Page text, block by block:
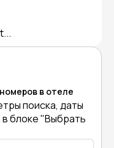
в отеле
поиска, даты
блоке "Выбрать